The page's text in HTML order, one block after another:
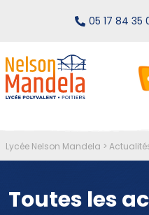
05 17 84 35
Lycée Nelson Mandela >
Toutes les